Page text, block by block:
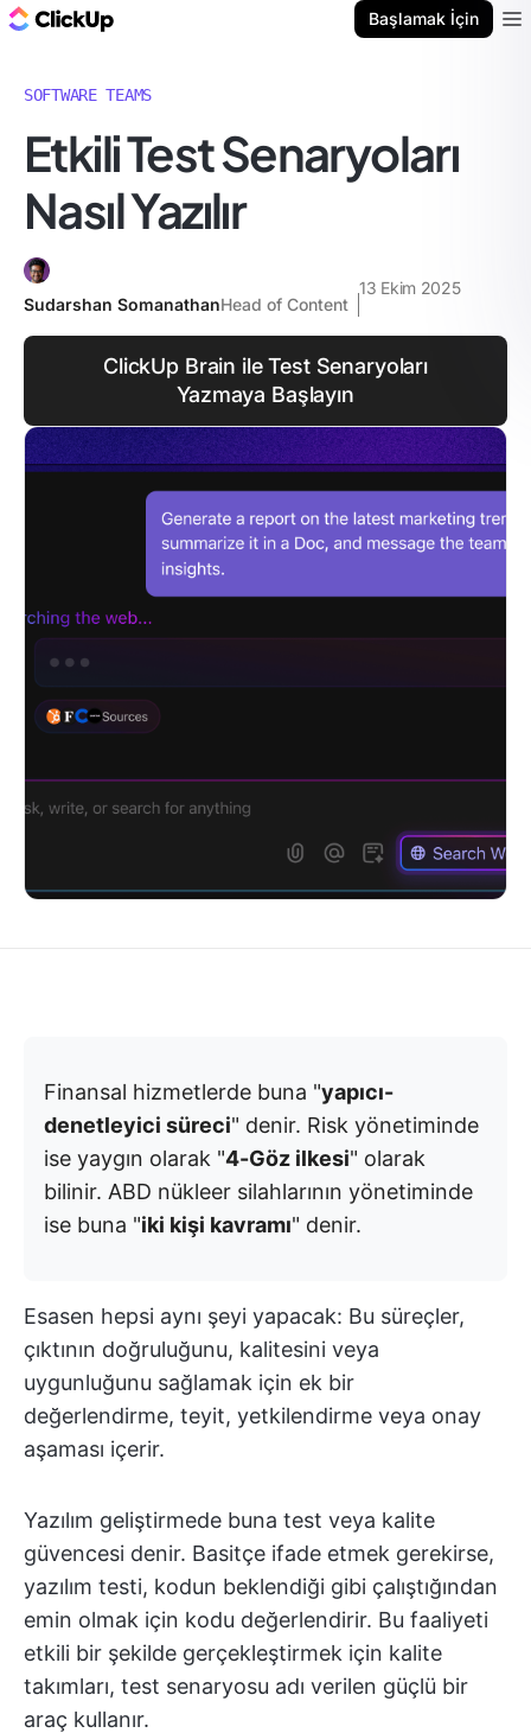
Başlamak İçin
SOFTWARE TEAMS
Etkili Test Senaryoları
Nasıl Yazılır
Sudarshan SomanathanHead of Content
13 Ekim 2025
ClickUp Brain ile Test Senaryoları
Yazmaya Başlayın
Finansal hizmetlerde buna "yapıcı-
denetleyici süreci" denir. Risk yönetiminde
ise yaygın olarak "4-Göz ilkesi" olarak
bilinir. ABD nükleer silahlarının yönetiminde
ise buna "iki kişi kavramı" denir.
Esasen hepsi aynı şeyi yapacak: Bu süreçler,
çıktının doğruluğunu, kalitesini veya
uygunluğunu sağlamak için ek bir
değerlendirme, teyit, yetkilendirme veya onay
aşaması içerir.
Yazılım geliştirmede buna test veya kalite
güvencesi denir. Basitçe ifade etmek gerekirse,
yazılım testi, kodun beklendiği gibi çalıştığından
emin olmak için kodu değerlendirir. Bu faaliyeti
etkili bir şekilde gerçekleştirmek için kalite
takımları, test senaryosu adı verilen güçlü bir
araç kullanır.